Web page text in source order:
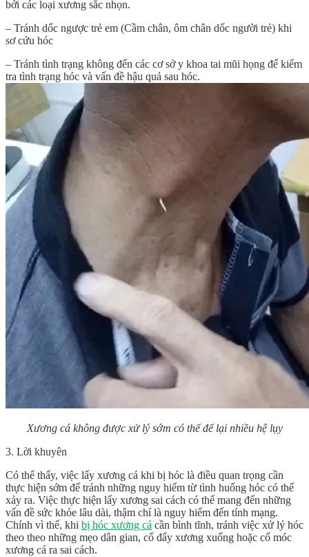
bởi các loại xương sắc nhọn.
– Tránh dốc ngược trẻ em (Cầm chân, ôm chân dốc người trẻ) khi
sơ cứu hóc
– Tránh tình trạng không đến các cơ sở y khoa tai mũi họng để kiểm
tra tình trạng hóc và vấn đề hậu quả sau hóc.
Xương cá không được xử lý sớm có thể để lại nhiều hệ lụy
3. Lời khuyên
Có thể thấy, việc lấy xương cá khi bị hóc là điều quan trọng cần
thực hiện sớm để tránh những nguy hiểm từ tình huống hóc có thể
xảy ra. Việc thực hiện lấy xương sai cách có thể mang đến những
vấn đề sức khỏe lâu dài, thậm chí là nguy hiểm đến tính mạng.
Chính vì thế, khi bị hóc xương cá cần bình tĩnh, tránh việc xử lý hóc
theo theo những mẹo dân gian, cố đẩy xương xuống hoặc cố móc
xương cá ra sai cách.